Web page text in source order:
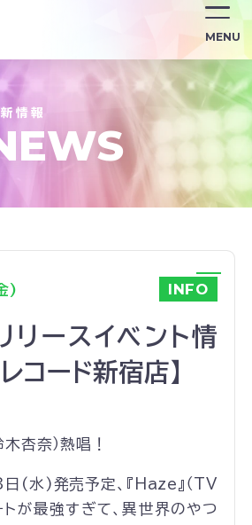
MENU
) INFO
リースイベント情
コード新宿店】
杏奈）熱唱！
水)発売予定、『Haze』（TV
トが最強すぎて、異世界のやつ